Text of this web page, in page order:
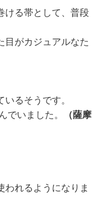
ける帯として、普段
目がカジュアルなた
るそうです。
でいました。
（薩摩
われるようになりま